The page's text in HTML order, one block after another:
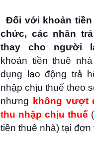
Đối với khoản tiền
chức, các nhân
thay cho người
khoản tiền thuê
dụng lao động trả
nhập chịu thuế theo
nhưng
không vượt
thu nhập chịu thuế
tiền thuê nhà) tại đơn